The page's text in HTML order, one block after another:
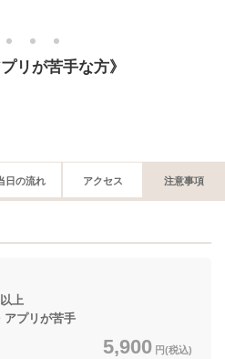
2 3 4
リが苦手な方》
日の流れ アクセス 注意事項
上
プリが苦手
5,900 円(税込)